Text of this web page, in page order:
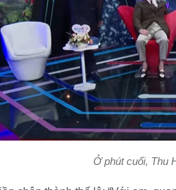
Ở phút cuối, Thu